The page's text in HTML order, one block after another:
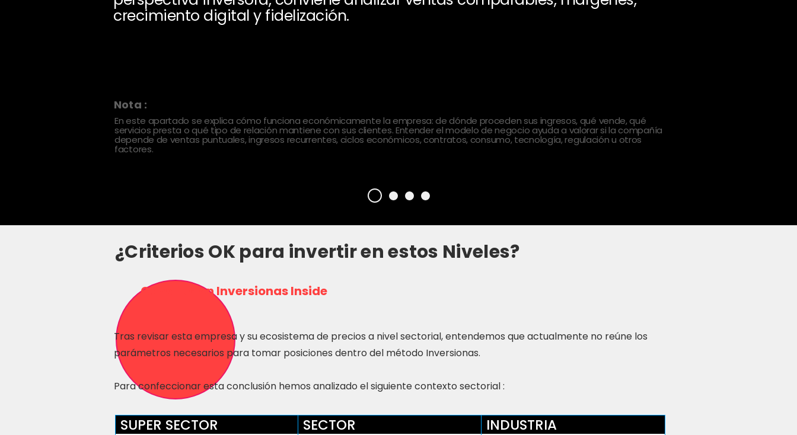
crecimiento digital y fidelización.
Nota :
En este apartado se explica cómo funciona económicamente la empresa: de dónde proceden sus ingresos, qué vende, qué
servicios presta o qué tipo de relación mantiene con sus clientes. Entender el modelo de negocio ayuda a valorar si la compañía
depende de ventas puntuales, ingresos recurrentes, ciclos económicos, contratos, consumo, tecnología, regulación u otros
factores.
¿Criterios OK para invertir en estos Niveles?
Consulta en Inversionas Inside
Tras revisar esta empresa y su ecosistema de precios a nivel sectorial, entendemos que actualmente no reúne los
parámetros necesarios para tomar posiciones dentro del método Inversionas.
Para confeccionar esta conclusión hemos analizado el siguiente contexto sectorial :
SUPER SECTOR SECTOR INDUSTRIA